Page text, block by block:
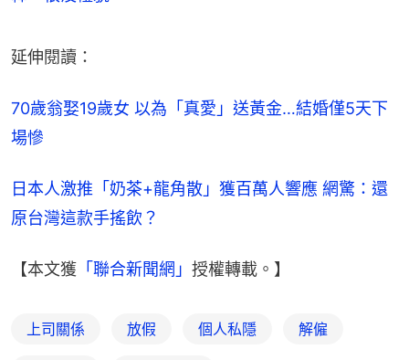
延伸閱讀：
70歲翁娶19歲女 以為「真愛」送黃金…結婚僅5天下
場慘
日本人激推「奶茶+龍角散」獲百萬人響應 網驚：還
原台灣這款手搖飲？
【本文獲 「聯合新聞網」 授權轉載。】
上司關係 放假 個人私隱 解僱